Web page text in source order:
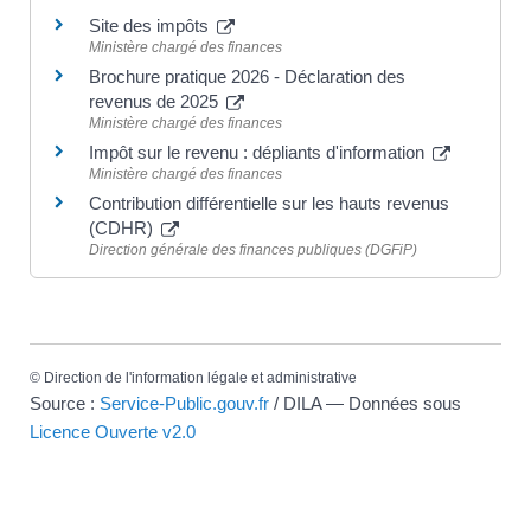
Site des impôts
Ministère chargé des finances
Brochure pratique 2026 - Déclaration des
revenus de 2025
Ministère chargé des finances
Impôt sur le revenu : dépliants d'information
Ministère chargé des finances
Contribution différentielle sur les hauts revenus
(CDHR)
Direction générale des finances publiques (DGFiP)
© Direction de l'information légale et administrative
Source : Service-Public.gouv.fr / DILA — Données sous
Licence Ouverte v2.0